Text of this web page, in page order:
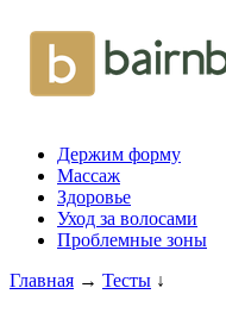
Держим форму
Массаж
Здоровье
Уход за волосами
Проблемные зоны
Главная → Тесты ↓